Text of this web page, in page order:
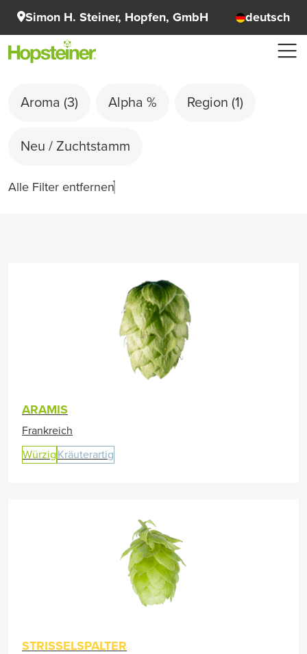
Simon H. Steiner, Hopfen, GmbH deutsch
Aroma (3) Alpha % Region (1)
Neu / Zuchtstamm
Alle Filter entfernen
ARAMIS
Frankreich
Würzig Kräuterartig
STRISSELSPALTER